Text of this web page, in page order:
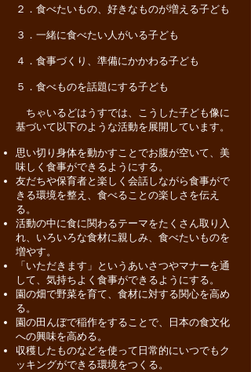
２．食べたいもの、好きなものが増える子ども
３．一緒に食べたい人がいる子ども
４．食事づくり、準備にかかわる子ども
５．食べものを話題にする子ども
ちゃいるどはうすでは、こうした子ども像に
基づいて以下のような活動を展開しています。
思い切り身体を動かすことでお腹が空いて、美
味しく食事ができるようにする。
友だちや保育者と楽しく会話しながら食事がで
きる環境を整え、食べることの楽しさを伝え
る。
活動の中に食に関わるテーマをたくさん取り入
れ、いろいろな食材に親しみ、食べたいものを
増やす。
「いただきます」というあいさつやマナーを通
して、気持ちよく食事ができるようにする。
園の畑で野菜を育て、食材に対する関心を高め
る。
園の田んぼで稲作をすることで、日本の食文化
への興味を高める。
収穫したものなどを使って日常的にいつでもク
ッキングができる環境をつくる。